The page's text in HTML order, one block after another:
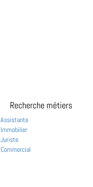
Recherche métiers
Assistante
Immobilier
Juriste
Commercial